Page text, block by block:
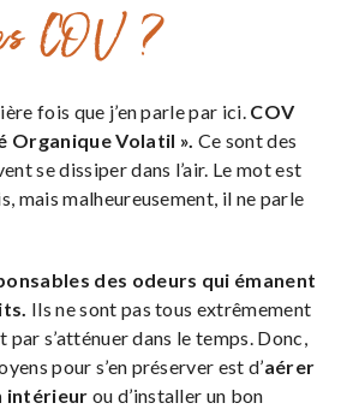
COV ?
fois que j’en parle par ici.COV
Organique Volatil ». Ce sont des
se dissiper dans l’air. Le mot est
mais malheureusement, il ne parle
des odeurs qui émanent
Ils ne sont pas tous extrêmement
s’atténuer dans le temps. Donc,
pour s’en préserver est d’aérer
intérieur ou d’installer un bon